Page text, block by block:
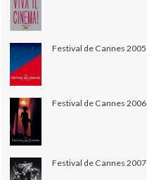
Festival de Cannes 2005
Festival de Cannes 2006
Festival de Cannes 2007